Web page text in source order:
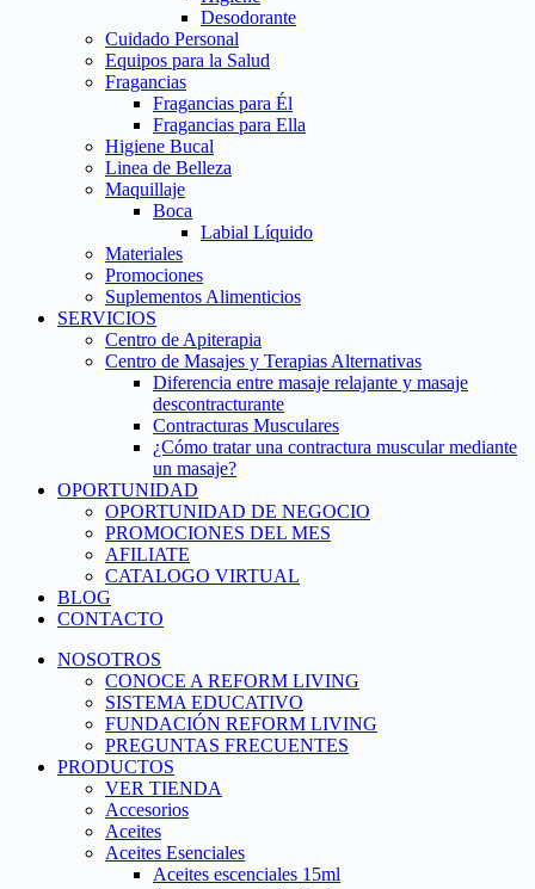
Desodorante
Cuidado Personal
Equipos para la Salud
Fragancias
Fragancias para Él
Fragancias para Ella
Higiene Bucal
Linea de Belleza
Maquillaje
Boca
Labial Líquido
Materiales
Promociones
Suplementos Alimenticios
SERVICIOS
Centro de Apiterapia
Centro de Masajes y Terapias Alternativas
Diferencia entre masaje relajante y masaje
descontracturante
Contracturas Musculares
¿Cómo tratar una contractura muscular mediante
un masaje?
OPORTUNIDAD
OPORTUNIDAD DE NEGOCIO
PROMOCIONES DEL MES
AFILIATE
CATALOGO VIRTUAL
BLOG
CONTACTO
NOSOTROS
CONOCE A REFORM LIVING
SISTEMA EDUCATIVO
FUNDACIÓN REFORM LIVING
PREGUNTAS FRECUENTES
PRODUCTOS
VER TIENDA
Accesorios
Aceites
Aceites Esenciales
Aceites escenciales 15ml